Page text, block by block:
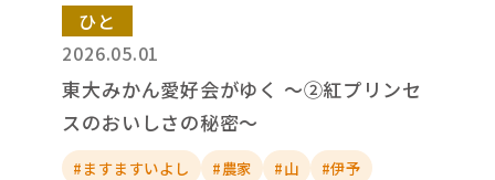
ひと
2026.05.01
東大みかん愛好会がゆく ～②紅プリンセ
スのおいしさの秘密～
#ますますいよし #農家 #山 #伊予